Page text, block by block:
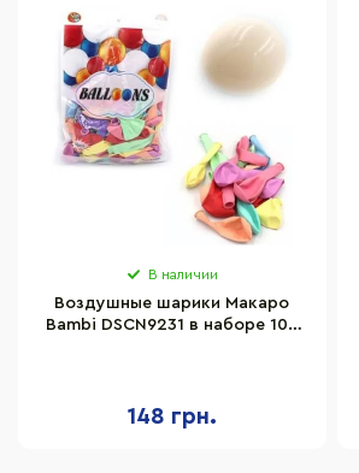
В наличии
Воздушные шарики Макаро
Bambi DSCN9231 в наборе 100
148 грн.